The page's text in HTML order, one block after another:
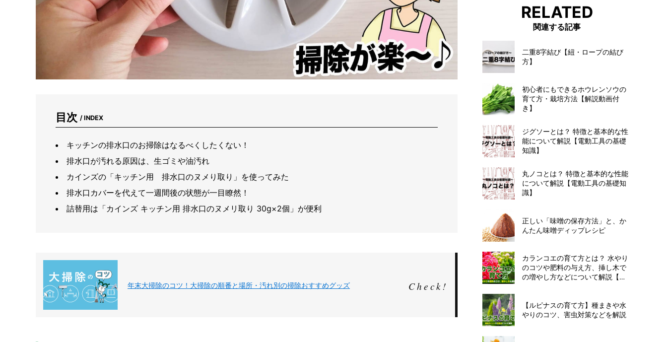
目次 / INDEX
キッチンの排水口のお掃除はなるべくしたくない！
排水口が汚れる原因は、生ゴミや油汚れ
カインズの「キッチン用 排水口のヌメり取り」を使ってみた
排水口カバーを代えて一週間後の状態が一目瞭然！
詰替用は「カインズ キッチン用 排水口のヌメリ取り 30g×2個」が便利
年末大掃除の​コツ！​大掃除の​順番と​場所・​汚れ別の​掃除おすすめグッズ
RELATED
関連する記事
二重8字結び【紐・ロープの結び
方】
初心者にもできるホウレンソウの
育て方・栽培方法【解説動画付
き】
ジグソーとは？ 特徴と基本的な性
能について解説【電動工具の基礎
知識】
丸ノコとは？ 特徴と基本的な性能
について解説【電動工具の基礎知
識】
正しい「味噌の保存方法」と、か
んたん味噌ディップレシピ
カランコエの育て方とは？ 水やり
のコツや肥料の与え方、挿し木で
の増やし方などについて解説【カ
【ルピナスの育て方】種まきや水
やりのコツ、害虫対策などを解説